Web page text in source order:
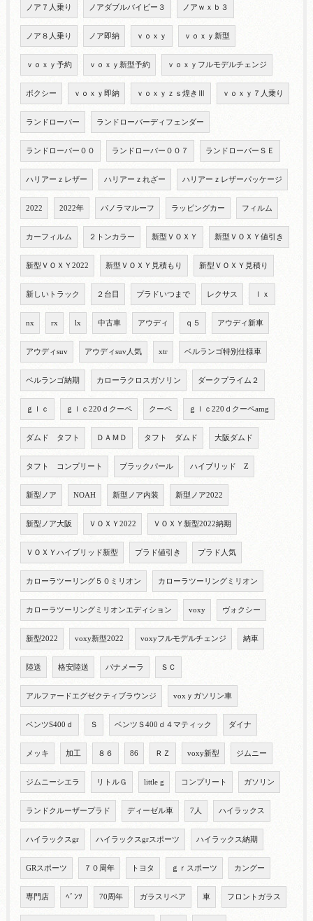
ノア７人乗り ノアダブルバイビー３ ノアｗｘｂ３
ノア８人乗り ノア即納 ｖｏｘｙ ｖｏｘｙ新型
ｖｏｘｙ予約 ｖｏｘｙ新型予約 ｖｏｘｙフルモデルチェンジ
ボクシー ｖｏｘｙ即納 ｖｏｘｙｚｓ煌きⅢ ｖｏｘｙ７人乗り
ランドローバー ランドローバーディフェンダー
ランドローバー００ ランドローバー００７ ランドローバーＳＥ
ハリアーｚレザー ハリアーｚれざー ハリアーｚレザーパッケージ
2022 2022年 パノラマルーフ ラッピングカー フィルム
カーフィルム ２トンカラー 新型ＶＯＸＹ 新型ＶＯＸＹ値引き
新型ＶＯＸＹ2022 新型ＶＯＸＹ見積もり 新型ＶＯＸＹ見積り
新しいトラック ２台目 プラドいつまで レクサス ｌｘ
nx rx lx 中古車 アウディ ｑ５ アウディ新車
アウディsuv アウディsuv人気 xtr ベルランゴ特別仕様車
ベルランゴ納期 カローラクロスガソリン ダークプライム２
ｇｌｃ ｇｌｃ220ｄクーペ クーペ ｇｌｃ220ｄクーペamg
ダムド タフト ＤＡＭＤ タフト ダムド 大阪ダムド
タフト コンプリート ブラックパール ハイブリッド Z
新型ノア NOAH 新型ノア内装 新型ノア2022
新型ノア大阪 ＶＯＸＹ2022 ＶＯＸＹ新型2022納期
ＶＯＸＹハイブリッド新型 プラド値引き プラド人気
カローラツーリング５０ミリオン カローラツーリングミリオン
カローラツーリングミリオンエディション voxy ヴォクシー
新型2022 voxy新型2022 voxyフルモデルチェンジ 納車
陸送 格安陸送 パナメーラ ＳＣ
アルファードエグゼクティブラウンジ voxｙガソリン車
ベンツS400ｄ Ｓ ベンツＳ400ｄ４マティック ダイナ
メッキ 加工 ８６ 86 ＲＺ voxy新型 ジムニー
ジムニーシエラ リトルＧ little g コンプリート ガソリン
ランドクルーザープラド ディーゼル車 7人 ハイラックス
ハイラックスgr ハイラックスgrスポーツ ハイラックス納期
GRスポーツ ７０周年 トヨタ ｇｒスポーツ カングー
専門店 ﾍﾞﾝﾂ 70周年 ガラスリペア 車 フロントガラス